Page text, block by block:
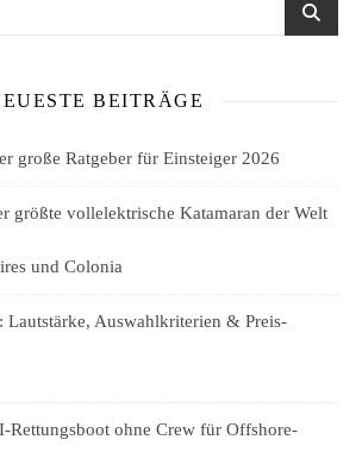
BEITRÄGE
große Ratgeber für Einsteiger 2026
größte vollelektrische Katamaran der Welt
und Colonia
Lautstärke, Auswahlkriterien & Preis-
Rettungsboot ohne Crew für Offshore-